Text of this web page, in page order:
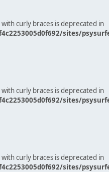
curly braces is deprecated in
sites/
curly braces is deprecated in
sites/
curly braces is deprecated in
sites/